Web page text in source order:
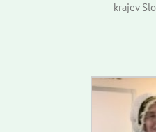
krajev